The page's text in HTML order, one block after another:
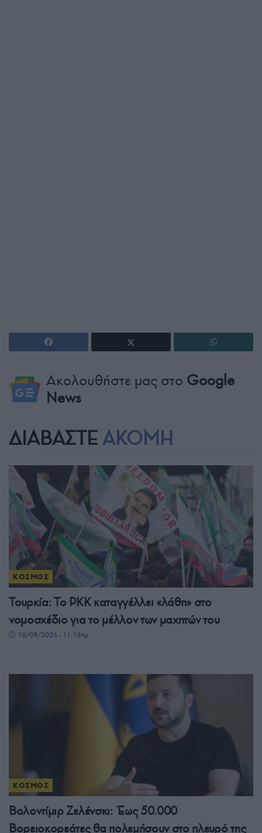
Ακολουθήστε μας στο Google
News
ΔΙΑΒΑΣΤΕ ΑΚΟΜΗ
ΚΟΣΜΟΣ
Τουρκία: Το PKK καταγγέλλει «λάθη» στο
νομοσχέδιο για το μέλλον των μαχητών του
10/08/2026 - 11:13πμ
ΚΟΣΜΟΣ
Βολοντίμιρ Ζελένσκι: Έως 50.000
Βορειοκορεάτες θα πολεμήσουν στο πλευρό της